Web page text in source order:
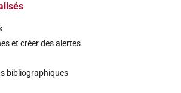
et créer des alertes
bibliographiques